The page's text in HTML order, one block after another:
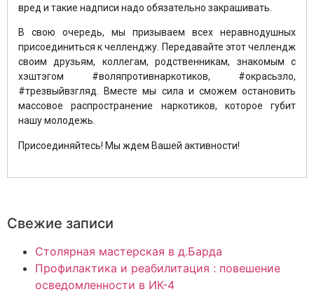
вред и такие надписи надо обязательно закрашивать.
В свою очередь, мы призываем всех неравнодушных
присоединиться к челленджу. Передавайте этот челлендж
своим друзьям, коллегам, родственникам, знакомым с
хэштэгом #воляпротивнаркотиков, #окрасьзло,
#трезвыйвзгляд. Вместе мы сила и сможем остановить
массовое распространение наркотиков, которое губит
нашу молодежь.
Присоединяйтесь! Мы ждем Вашей активности!
Свежие записи
Столярная мастерская в д.Барда
Профилактика и реабилитация : повешение
осведомленности в ИК-4